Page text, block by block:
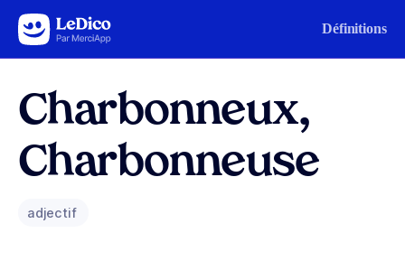
Aller au contenu Définitions
Charbonneux,
Charbonneuse
adjectif